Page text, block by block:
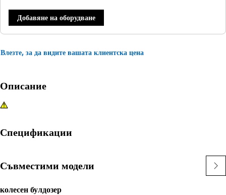
Добавяне на оборудване
Влезте, за да видите вашата клиентска цена
Описание
Спецификации
Съвместими модели
колесен булдозер